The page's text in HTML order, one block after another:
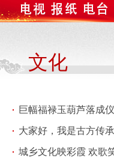
文化
巨幅福禄玉葫芦落成
大家好，我是古方传
城乡文化映彩霞 欢歌